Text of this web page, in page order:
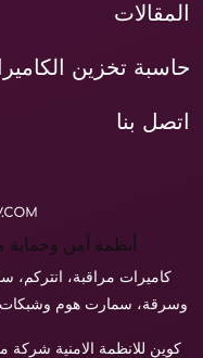
المقالات
حاسبة تخزين
اتصل بنا
أنظمة أمن وحماية
كاميرات مراقبة، انتركم،
وسرقة، سمارت هوم وشبكات
كوين للانظمة الامنية شركة